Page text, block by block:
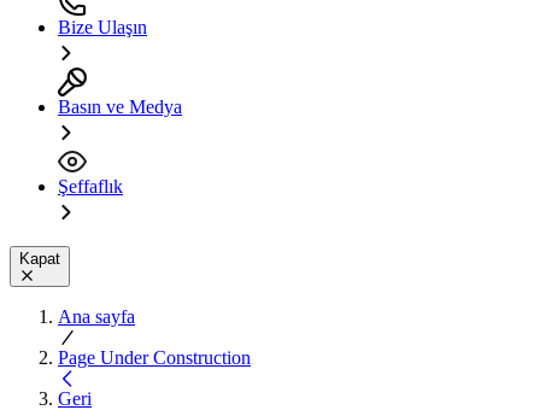
Bize Ulaşın
Basın ve Medya
Şeffaflık
Kapat
Ana sayfa
Page Under Construction
Geri